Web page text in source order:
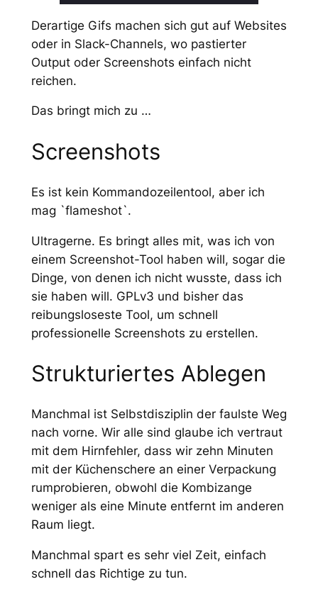
Derartige Gifs machen sich gut auf Websites
oder in Slack-Channels, wo pastierter
Output oder Screenshots einfach nicht
reichen.
Das bringt mich zu …
Screenshots
Es ist kein Kommandozeilentool, aber ich
mag `flameshot`.
Ultragerne. Es bringt alles mit, was ich von
einem Screenshot-Tool haben will, sogar die
Dinge, von denen ich nicht wusste, dass ich
sie haben will. GPLv3 und bisher das
reibungsloseste Tool, um schnell
professionelle Screenshots zu erstellen.
Strukturiertes Ablegen
Manchmal ist Selbstdisziplin der faulste Weg
nach vorne. Wir alle sind glaube ich vertraut
mit dem Hirnfehler, dass wir zehn Minuten
mit der Küchenschere an einer Verpackung
rumprobieren, obwohl die Kombizange
weniger als eine Minute entferntim anderen
Raum liegt.
Manchmal spart es sehr viel Zeit, einfach
schnell das Richtige zu tun.